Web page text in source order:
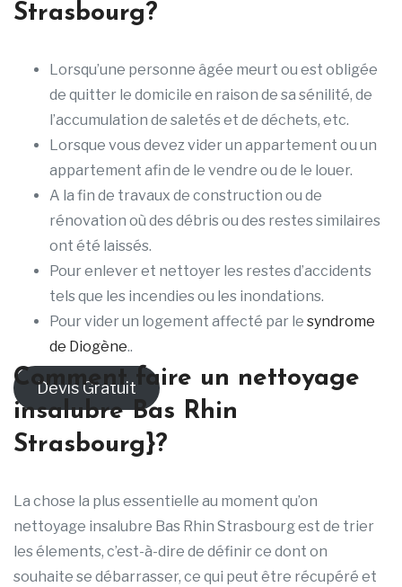
Strasbourg?
Lorsqu’une personne âgée meurt ou est obligée
de quitter le domicile en raison de sa sénilité, de
l’accumulation de saletés et de déchets, etc.
Lorsque vous devez vider un appartement ou un
appartement afin de le vendre ou de le louer.
A la fin de travaux de construction ou de
rénovation où des débris ou des restes similaires
ont été laissés.
Pour enlever et nettoyer les restes d’accidents
tels que les incendies ou les inondations.
Pour vider un logement affecté par le syndrome
de Diogène..
Devis Gratuit
Comment faire un nettoyage
insalubre Bas Rhin
Strasbourg}?
La chose la plus essentielle au moment qu’on
nettoyage insalubre Bas Rhin Strasbourg est de trier
les élements, c’est-à-dire de définir ce dont on
souhaite se débarrasser, ce qui peut être récupéré et